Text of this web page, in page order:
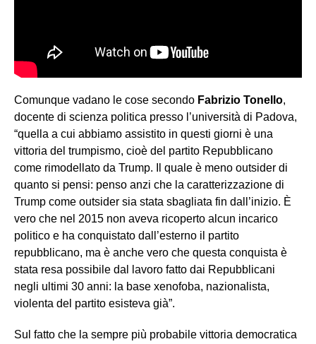
Comunque vadano le cose secondo Fabrizio Tonello,
docente di scienza politica presso l’università di Padova,
“quella a cui abbiamo assistito in questi giorni è una
vittoria del trumpismo, cioè del partito Repubblicano
come rimodellato da Trump. Il quale è meno outsider di
quanto si pensi: penso anzi che la caratterizzazione di
Trump come outsider sia stata sbagliata fin dall’inizio. È
vero che nel 2015 non aveva ricoperto alcun incarico
politico e ha conquistato dall’esterno il partito
repubblicano, ma è anche vero che questa conquista è
stata resa possibile dal lavoro fatto dai Repubblicani
negli ultimi 30 anni: la base xenofoba, nazionalista,
violenta del partito esisteva già”.
Sul fatto che la sempre più probabile vittoria democratica